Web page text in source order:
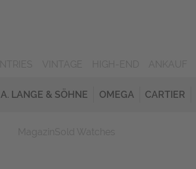
A. LANGE & SÖHNE OMEGA CARTIER